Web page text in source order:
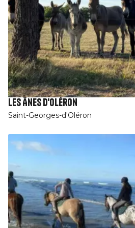
Les Ânes d'Oléron
Saint-Georges-d'Oléron